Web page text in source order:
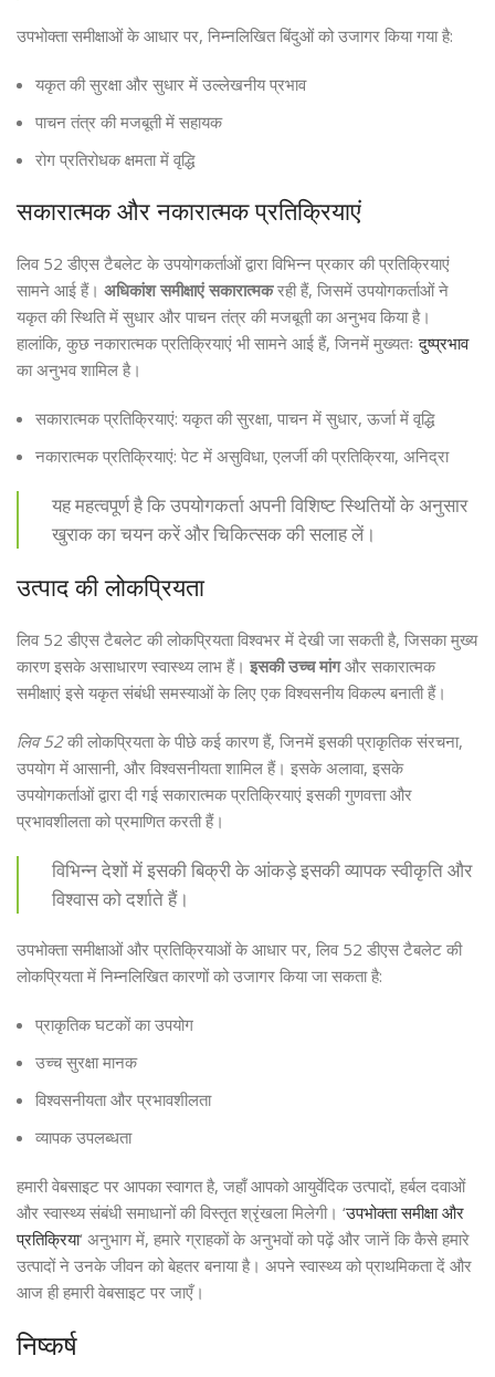
उपभोक्ता समीक्षाओं के आधार पर, निम्नलिखित बिंदुओं को उजागर किया गया है:
यकृत की सुरक्षा और सुधार में उल्लेखनीय प्रभाव
पाचन तंत्र की मजबूती में सहायक
रोग प्रतिरोधक क्षमता में वृद्धि
सकारात्मक और नकारात्मक प्रतिक्रियाएं
लिव 52 डीएस टैबलेट के उपयोगकर्ताओं द्वारा विभिन्न प्रकार की प्रतिक्रियाएं
सामने आई हैं। अधिकांश समीक्षाएं सकारात्मकरही हैं, जिसमें उपयोगकर्ताओं ने
यकृत की स्थिति में सुधार और पाचन तंत्र की मजबूती का अनुभव किया है।
हालांकि, कुछ नकारात्मक प्रतिक्रियाएं भी सामने आई हैं, जिनमें मुख्यतःदुष्प्रभाव
का अनुभव शामिल है।
सकारात्मक प्रतिक्रियाएं: यकृत की सुरक्षा, पाचन में सुधार, ऊर्जा में वृद्धि
नकारात्मक प्रतिक्रियाएं: पेट में असुविधा, एलर्जी की प्रतिक्रिया, अनिद्रा
यह महत्वपूर्ण है कि उपयोगकर्ता अपनी विशिष्ट स्थितियों के अनुसार
खुराक का चयन करें और चिकित्सक की सलाह लें।
उत्पाद की लोकप्रियता
लिव 52 डीएस टैबलेट की लोकप्रियता विश्वभर में देखी जा सकती है, जिसका मुख्य
कारण इसके असाधारण स्वास्थ्य लाभ हैं। इसकी उच्च मांगऔर सकारात्मक
समीक्षाएं इसे यकृत संबंधी समस्याओं के लिए एक विश्वसनीय विकल्प बनाती हैं।
लिव 52की लोकप्रियता के पीछे कई कारण हैं, जिनमें इसकी प्राकृतिक संरचना,
उपयोग में आसानी, और विश्वसनीयता शामिल हैं। इसके अलावा, इसके
उपयोगकर्ताओं द्वारा दी गई सकारात्मक प्रतिक्रियाएं इसकी गुणवत्ता और
प्रभावशीलता को प्रमाणित करती हैं।
विभिन्न देशों में इसकी बिक्री के आंकड़े इसकी व्यापक स्वीकृति और
विश्वास को दर्शाते हैं।
उपभोक्ता समीक्षाओं और प्रतिक्रियाओं के आधार पर, लिव 52 डीएस टैबलेट की
लोकप्रियता में निम्नलिखित कारणों को उजागर किया जा सकता है:
प्राकृतिक घटकों का उपयोग
उच्च सुरक्षा मानक
विश्वसनीयता और प्रभावशीलता
व्यापक उपलब्धता
हमारी वेबसाइट पर आपका स्वागत है, जहाँ आपको आयुर्वेदिक उत्पादों, हर्बल दवाओं
और स्वास्थ्य संबंधी समाधानों की विस्तृत श्रृंखला मिलेगी। ‘उपभोक्ता समीक्षा और
प्रतिक्रिया‘ अनुभाग में, हमारे ग्राहकों के अनुभवों को पढ़ें और जानें कि कैसे हमारे
उत्पादों ने उनके जीवन को बेहतर बनाया है। अपने स्वास्थ्य को प्राथमिकता दें और
आज ही हमारी वेबसाइट पर जाएँ।
निष्कर्ष